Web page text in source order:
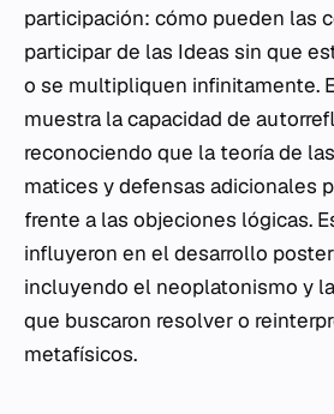
participación: cómo pueden las
participar de las Ideas sin que
o se multipliquen infinitamente.
muestra la capacidad de
reconociendo que la teoría de
matices y defensas adicionales
frente a las objeciones lógicas.
influyeron en el desarrollo
incluyendo el neoplatonismo y
que buscaron resolver o
metafísicos.